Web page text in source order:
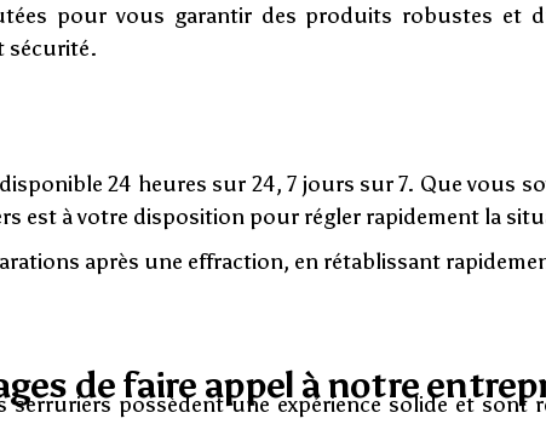
pour vous garantir des produits robustes et
sécurité.
24 heures sur 24, 7 jours sur 7. Que vous
est à votre disposition pour régler rapidement la
après une effraction, en rétablissant
de faire appel à notre
serruriers possèdent une expérience solide et sont